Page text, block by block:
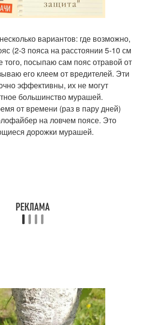
вариантов: где возможно,
(2-3 пояса на расстоянии 5-10 см
того, посыпаю сам пояс отравой от
его клеем от вредителей. Эти
эффективны, их не могут
большинство мурашей.
от времени (раз в пару дней)
на ловчем поясе. Это
дорожки мурашей.